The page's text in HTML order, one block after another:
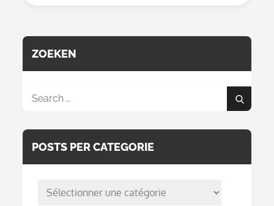
ZOEKEN
Search
Search
POSTS PER CATEGORIE
posts